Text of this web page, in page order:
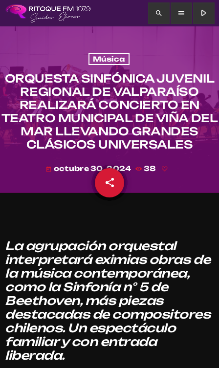
search menu play_arrow
Música
ORQUESTA SINFÓNICA JUVENIL
REGIONAL DE VALPARAÍSO
REALIZARÁ CONCIERTO EN
TEATRO MUNICIPAL DE VIÑA DEL
MAR LLEVANDO GRANDES
CLÁSICOS UNIVERSALES
today octubre 30, 2024 38
share
email
La agrupación orquestal
interpretará eximias obras de
la música contemporánea,
como la Sinfonía n° 5 de
Beethoven, más piezas
destacadas de compositores
chilenos. Un espectáculo
familiar y con entrada
liberada.